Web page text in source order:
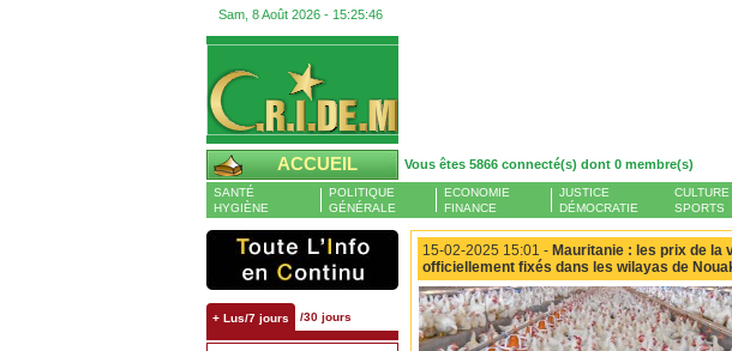
Sam, 8 Août 2026 - 15:25:47
ACCUEIL Vous êtes 5866 connecté(s) dont 0 membre(s)
SANTÉ
HYGIÈNE
POLITIQUE
GÉNÉRALE
ECONOMIE
FINANCE
JUSTICE
DÉMOCRATIE
CULTURE
SPORTS
+ Lus/7 jours /30 jours
15-02-2025 15:01 - Mauritanie : les prix de la
officiellement fixés dans les wilayas de